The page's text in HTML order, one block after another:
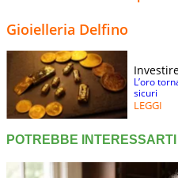
Gioielleria Delfino
L’oro
sicuri
LEGGI